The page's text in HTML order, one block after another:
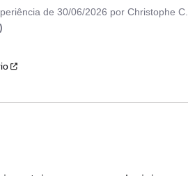
de30/06/2026 porChristophe C.